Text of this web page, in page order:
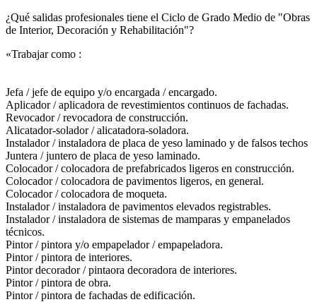
¿Qué salidas profesionales tiene el Ciclo de Grado Medio de "Obras
de Interior, Decoración y Rehabilitación"?​
«Trabajar como :
Jefa / jefe de equipo y/o encargada / encargado.
Aplicador / aplicadora de revestimientos continuos de fachadas.
Revocador / revocadora de construcción.
Alicatador-solador / alicatadora-soladora.
Instalador / instaladora de placa de yeso laminado y de falsos techos
Juntera / juntero de placa de yeso laminado.
Colocador / colocadora de prefabricados ligeros en construcción.
Colocador / colocadora de pavimentos ligeros, en general.
Colocador / colocadora de moqueta.
Instalador / instaladora de pavimentos elevados registrables.
Instalador / instaladora de sistemas de mamparas y empanelados
técnicos.
Pintor / pintora y/o empapelador / empapeladora.
Pintor / pintora de interiores.
Pintor decorador / pintaora decoradora de interiores.
Pintor / pintora de obra.
Pintor / pintora de fachadas de edificación.